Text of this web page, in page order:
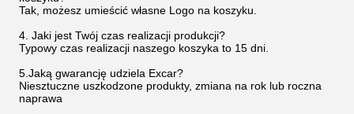
Tak, możesz umieścić własne Logo na koszyku.
4. Jaki jest Twój czas realizacji produkcji?
Typowy czas realizacji naszego koszyka to 15 dni.
5.Jaką gwarancję udziela Excar?
Niesztuczne uszkodzone produkty, zmiana na rok lub roczna
naprawa